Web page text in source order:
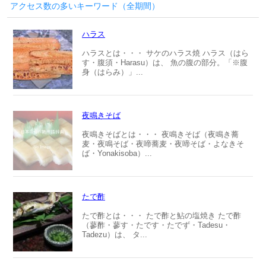
アクセス数の多いキーワード（全期間）
ハラス
ハラスとは・・・ サケのハラス焼 ハラス（はら
す・腹須・Harasu）は、 魚の腹の部分。「※腹
身（はらみ）」...
夜鳴きそば
夜鳴きそばとは・・・ 夜鳴きそば（夜鳴き蕎
麦・夜鳴そば・夜啼蕎麦・夜啼そば・よなきそ
ば・Yonakisoba）...
たで酢
たで酢とは・・・ たで酢と鮎の塩焼き たで酢
（蓼酢・蓼す・たです・たでず・Tadesu・
Tadezu）は、 タ...